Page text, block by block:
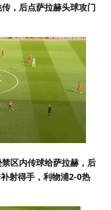
，后点萨拉赫头球攻门
区内传球给萨拉赫，后
射得手，利物浦2-0热